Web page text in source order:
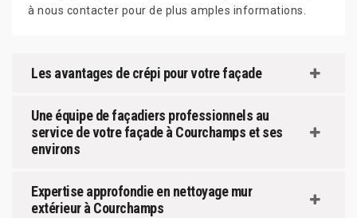
à nous contacter pour de plus amples informations.
Les avantages de crépi pour votre façade
Une équipe de façadiers professionnels au
service de votre façade à Courchamps et ses
environs
Expertise approfondie en nettoyage mur
extérieur à Courchamps